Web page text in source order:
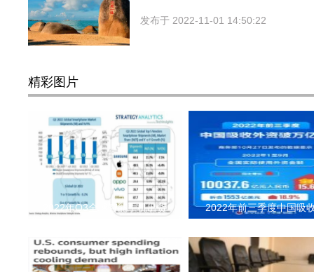
发布于 2022-11-01 14:50:22
精彩图片
2022年Q3全球智能手机出货 2022年前三季度中国吸